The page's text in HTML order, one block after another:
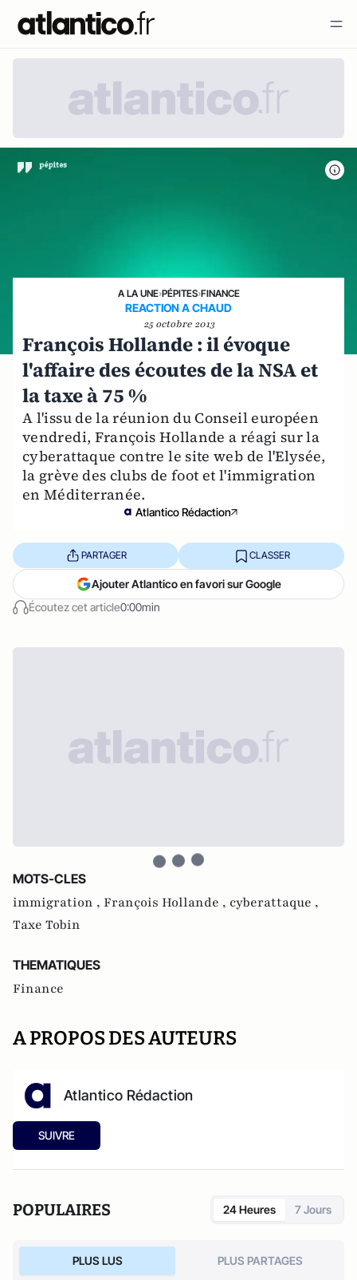
A LA UNE›PÉPITES›FINANCE
REACTION A CHAUD
25 octobre 2013
François Hollande : il évoque
l'affaire des écoutes de la NSA et
la taxe à 75 %
A l'issu de la réunion du Conseil européen
vendredi, François Hollande a réagi sur la
cyberattaque contre le site web de l'Elysée,
la grève des clubs de foot et l'immigration
en Méditerranée.
Atlantico Rédaction
Écoutez cet article0:00min
PARTAGER CLASSER
Ajouter Atlantico en favori sur Google
MOTS-CLES
immigration , François Hollande , cyberattaque ,
Taxe Tobin
THEMATIQUES
Finance
A PROPOS DES AUTEURS
Atlantico Rédaction
SUIVRE
POPULAIRES 24 Heures 7 Jours
PLUS LUS PLUS PARTAGES